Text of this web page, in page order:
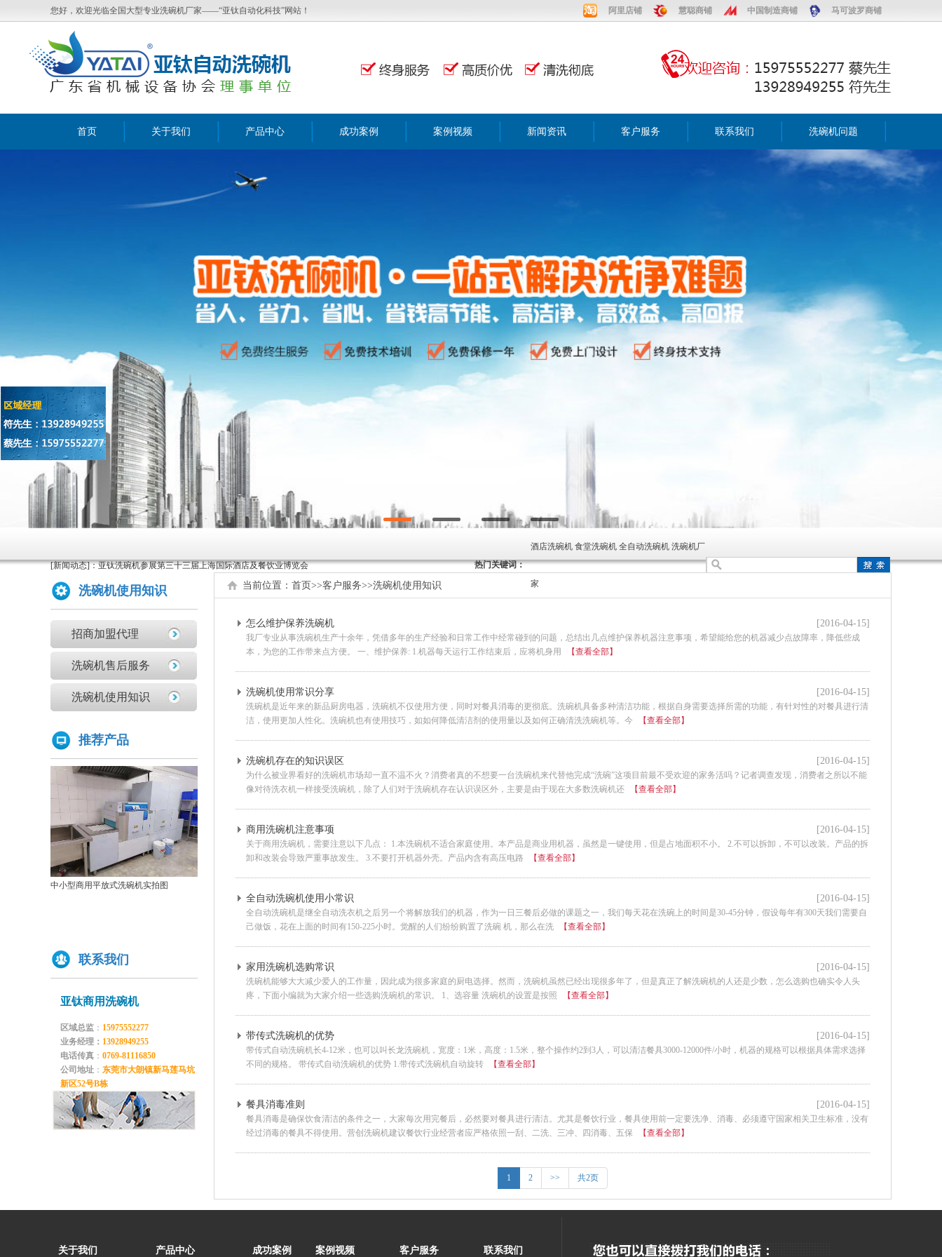
您好，欢迎光临全国大型专业洗碗机厂家——“亚钛自动化科技”网站！ 阿里店铺 慧聪商铺 中国制造商铺 马可波罗商铺
首页 关于我们 产品中心 成功案例 案例视频 新闻资讯 客户服务 联系我们 洗碗机问题
[新闻动态]：
原来洗碗机还能洗菜洗龙虾！
如何正确的使用商用洗碗机确保清洗效果？
亚钛洗碗机参展第三十三届上海国际酒店及餐饮业博览会
高效稳定且具潜力的创业选择：洗碗机
商用洗碗机开机关机操作流程及不合适洗那些餐具
亚钛洗碗机参展第三十三届上海国际酒店及餐饮业博览会
学校食堂采购洗碗机的必要性分析
为什么要选择国产品牌的洗碗机?
洗碗机比手洗更卫生？更节水？更高效？
你们学校还没有用上学校食堂洗碗机吗？
原来洗碗机还能洗菜洗龙虾！
如何正确的使用商用洗碗机确保清洗效果？
为什么不能贪便宜买低价的洗碗机
亚钛洗碗机参展第三十三届上海国际酒店及餐饮业博览会
高效稳定且具潜力的创业选择：洗碗机
全自动洗碗机：清洗新革命，降本增效
商用洗碗机开机关机操作流程及不合适洗那些餐具
亚钛洗碗机参展第三十三届上海国际酒店及餐饮业博览会
你们学校还没有用上学校食堂洗碗机吗？
热门关键词：
酒店洗碗机 食堂洗碗机 全自动洗碗机 洗碗机厂
家
洗碗机使用知识
招商加盟代理
洗碗机售后服务
洗碗机使用知识
推荐产品
中小型商用平放式洗碗机实拍图
商用揭盖式洗碗机实拍图
揭盖式洗碗机MAX-70J
联系我们
亚钛商用洗碗机
区域总监 ： 15975552277
业务经理： 13928949255
电话传真 ： 0769-81116850
公司地址 ： 东莞市大朗镇新马莲马坑
新区52号B栋
当前位置： 首页>>客户服务>>洗碗机使用知识
怎么维护保养洗碗机 [2016-04-15]
我厂专业从事洗碗机生产十余年，凭借多年的生产经验和日常工作中经常碰到的问题，总结出几点维护保养机器注意事项，希望能给您的机器减少点故障率，降低些成
本，为您的工作带来点方便。 一、维护保养: 1.机器每天运行工作结束后，应将机身用
【查看全部】
洗碗机使用常识分享 [2016-04-15]
洗碗机是近年来的新品厨房电器，洗碗机不仅使用方便，同时对餐具消毒的更彻底。洗碗机具备多种清洁功能，根据自身需要选择所需的功能，有针对性的对餐具进行清
洁，使用更加人性化。洗碗机也有使用技巧，如如何降低清洁剂的使用量以及如何正确清洗洗碗机等。今
【查看全部】
洗碗机存在的知识误区 [2016-04-15]
为什么被业界看好的洗碗机市场却一直不温不火？消费者真的不想要一台洗碗机来代替他完成“洗碗”这项目前最不受欢迎的家务活吗？记者调查发现，消费者之所以不能
像对待洗衣机一样接受洗碗机，除了人们对于洗碗机存在认识误区外，主要是由于现在大多数洗碗机还
【查看全部】
商用洗碗机注意事项 [2016-04-15]
关于商用洗碗机，需要注意以下几点： 1.本洗碗机不适合家庭使用。本产品是商业用机器，虽然是一键使用，但是占地面积不小。 2.不可以拆卸，不可以改装。产品的拆
卸和改装会导致严重事故发生。 3.不要打开机器外壳。产品内含有高压电路
【查看全部】
全自动洗碗机使用小常识 [2016-04-15]
全自动洗碗机是继全自动洗衣机之后另一个将解放我们的机器，作为一日三餐后必做的课题之一，我们每天花在洗碗上的时间是30-45分钟，假设每年有300天我们需要自
己做饭，花在上面的时间有150-225小时。觉醒的人们纷纷购置了洗碗 机，那么在洗
【查看全部】
家用洗碗机选购常识 [2016-04-15]
洗碗机能够大大减少爱人的工作量，因此成为很多家庭的厨电选择。然而，洗碗机虽然已经出现很多年了，但是真正了解洗碗机的人还是少数，怎么选购也确实令人头
疼，下面小编就为大家介绍一些选购洗碗机的常识。 1、选容量 洗碗机的设置是按照
【查看全部】
带传式洗碗机的优势 [2016-04-15]
带传式自动洗碗机长4-12米，也可以叫长龙洗碗机，宽度：1米，高度：1.5米，整个操作约2到3人，可以清洁餐具3000-12000件/小时，机器的规格可以根据具体需求选择
不同的规格。 带传式自动洗碗机的优势 1.带传式洗碗机自动旋转
【查看全部】
餐具消毒准则 [2016-04-15]
餐具消毒是确保饮食清洁的条件之一，大家每次用完餐后，必然要对餐具进行清洁。尤其是餐饮行业，餐具使用前一定要洗净、消毒、必须遵守国家相关卫生标准，没有
经过消毒的餐具不得使用。营创洗碗机建议餐饮行业经营者应严格依照一刮、二洗、三冲、四消毒、五保
【查看全部】
1 2 >> 共2页
关于我们 产品中心 成功案例 案例视频 客户服务 联系我们